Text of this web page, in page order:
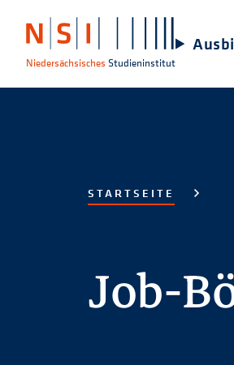
Niedersächsisches Studieninstitut
STARTSEITE
Job-